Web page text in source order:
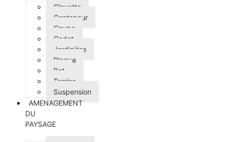
Clayette
Conteneur
Coupe
Godet
Jardinière
Plaque
Pot
Terrine
Suspension
AMENAGEMENT
DU
PAYSAGE